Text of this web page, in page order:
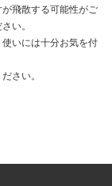
飛散する可能性がご
い。
いには十分お気を付
さい。